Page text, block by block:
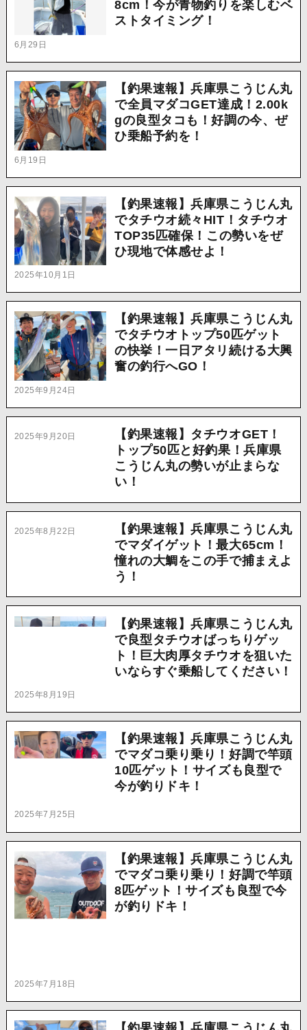
6月29日
8cm！今が青物釣りを楽しむベ
ストタイミング！
6月19日
【釣果速報】兵庫県こうじん丸
で全員マダコGET達成！2.00k
gの良型タコも！好調の今、ぜ
ひ乗船予約を！
2025年10月1日
【釣果速報】兵庫県こうじん丸
でタチウオ続々HIT！タチウオ
TOP35匹確保！この勢いをぜ
ひ現地で体感せよ！
2025年9月24日
【釣果速報】兵庫県こうじん丸
でタチウオトップ50匹ゲット
の快挙！一日アタリ続ける大興
奮の釣行へGO！
2025年9月20日
【釣果速報】タチウオGET！
トップ50匹と好釣果！兵庫県
こうじん丸の勢いが止まらな
い！
2025年8月22日
【釣果速報】兵庫県こうじん丸
でマダイゲット！最大65cm！
憧れの大鯛をこの手で捕まえよ
う！
2025年8月19日
【釣果速報】兵庫県こうじん丸
で良型タチウオばっちりゲッ
ト！巨大肉厚タチウオを狙いた
いならすぐ乗船してください！
2025年7月25日
【釣果速報】兵庫県こうじん丸
でマダコ乗り乗り！好調で竿頭
10匹ゲット！サイズも良型で
今が釣りドキ！
2025年7月18日
【釣果速報】兵庫県こうじん丸
でマダコ乗り乗り！好調で竿頭
8匹ゲット！サイズも良型で今
が釣りドキ！